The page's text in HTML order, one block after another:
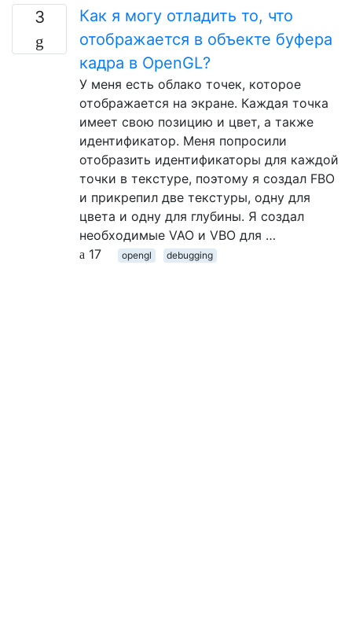
3
Как я могу отладить то, что
отображается в объекте буфера
кадра в OpenGL?
У меня есть облако точек, которое
отображается на экране. Каждая точка
имеет свою позицию и цвет, а также
идентификатор. Меня попросили
отобразить идентификаторы для каждой
точки в текстуре, поэтому я создал FBO
и прикрепил две текстуры, одну для
цвета и одну для глубины. Я создал
необходимые VAO и VBO для …
17
opengl debugging